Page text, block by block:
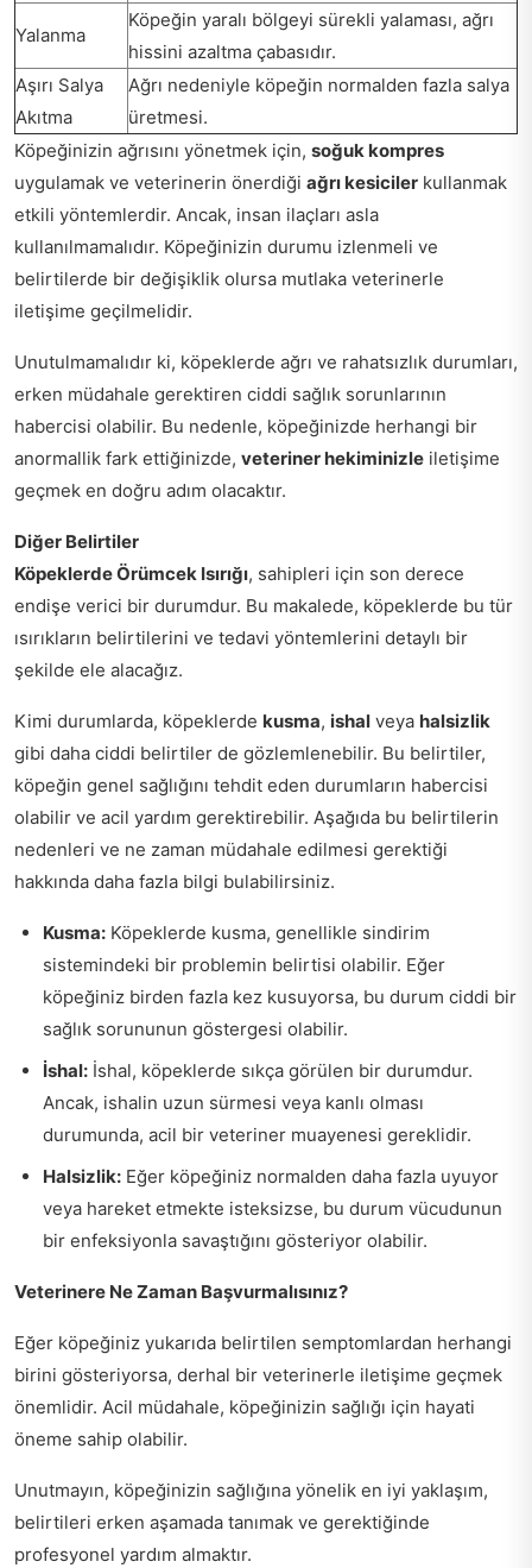
Yalanma
Köpeğin yaralı bölgeyi sürekli yalaması, ağrı
hissini azaltma çabasıdır.
Aşırı Salya
Akıtma
Ağrı nedeniyle köpeğin normalden fazla salya
üretmesi.
Köpeğinizin ağrısını yönetmek için, soğuk kompres
uygulamak ve veterinerin önerdiği ağrı kesiciler kullanmak
etkili yöntemlerdir. Ancak, insan ilaçları asla
kullanılmamalıdır. Köpeğinizin durumu izlenmeli ve
belirtilerde bir değişiklik olursa mutlaka veterinerle
iletişime geçilmelidir.
Unutulmamalıdır ki, köpeklerde ağrı ve rahatsızlık durumları,
erken müdahale gerektiren ciddi sağlık sorunlarının
habercisi olabilir. Bu nedenle, köpeğinizde herhangi bir
anormallik fark ettiğinizde, veteriner hekiminizle iletişime
geçmek en doğru adım olacaktır.
Diğer Belirtiler
Köpeklerde Örümcek Isırığı, sahipleri için son derece
endişe verici bir durumdur. Bu makalede, köpeklerde bu tür
ısırıkların belirtilerini ve tedavi yöntemlerini detaylı bir
şekilde ele alacağız.
Kimi durumlarda, köpeklerde kusma, ishal veya halsizlik
gibi daha ciddi belirtiler de gözlemlenebilir. Bu belirtiler,
köpeğin genel sağlığını tehdit eden durumların habercisi
olabilir ve acil yardım gerektirebilir. Aşağıda bu belirtilerin
nedenleri ve ne zaman müdahale edilmesi gerektiği
hakkında daha fazla bilgi bulabilirsiniz.
Kusma: Köpeklerde kusma, genellikle sindirim
sistemindeki bir problemin belirtisi olabilir. Eğer
köpeğiniz birden fazla kez kusuyorsa, bu durum ciddi bir
sağlık sorununun göstergesi olabilir.
İshal: İshal, köpeklerde sıkça görülen bir durumdur.
Ancak, ishalin uzun sürmesi veya kanlı olması
durumunda, acil bir veteriner muayenesi gereklidir.
Halsizlik: Eğer köpeğiniz normalden daha fazla uyuyor
veya hareket etmekte isteksizse, bu durum vücudunun
bir enfeksiyonla savaştığını gösteriyor olabilir.
Veterinere Ne Zaman Başvurmalısınız?
Eğer köpeğiniz yukarıda belirtilen semptomlardan herhangi
birini gösteriyorsa, derhal bir veterinerle iletişime geçmek
önemlidir. Acil müdahale, köpeğinizin sağlığı için hayati
öneme sahip olabilir.
Unutmayın, köpeğinizin sağlığına yönelik en iyi yaklaşım,
belirtileri erken aşamada tanımak ve gerektiğinde
profesyonel yardım almaktır.